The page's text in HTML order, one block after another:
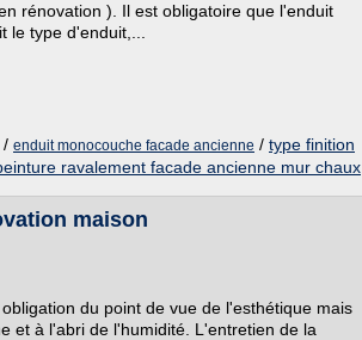
rénovation ). Il est obligatoire que l'enduit
type d'enduit,...
/ enduit monocouche facade ancienne / type finition
ravalement facade ancienne mur chaux
maison
du point de vue de l'esthétique mais
et à l'abri de l'humidité. L'entretien de la